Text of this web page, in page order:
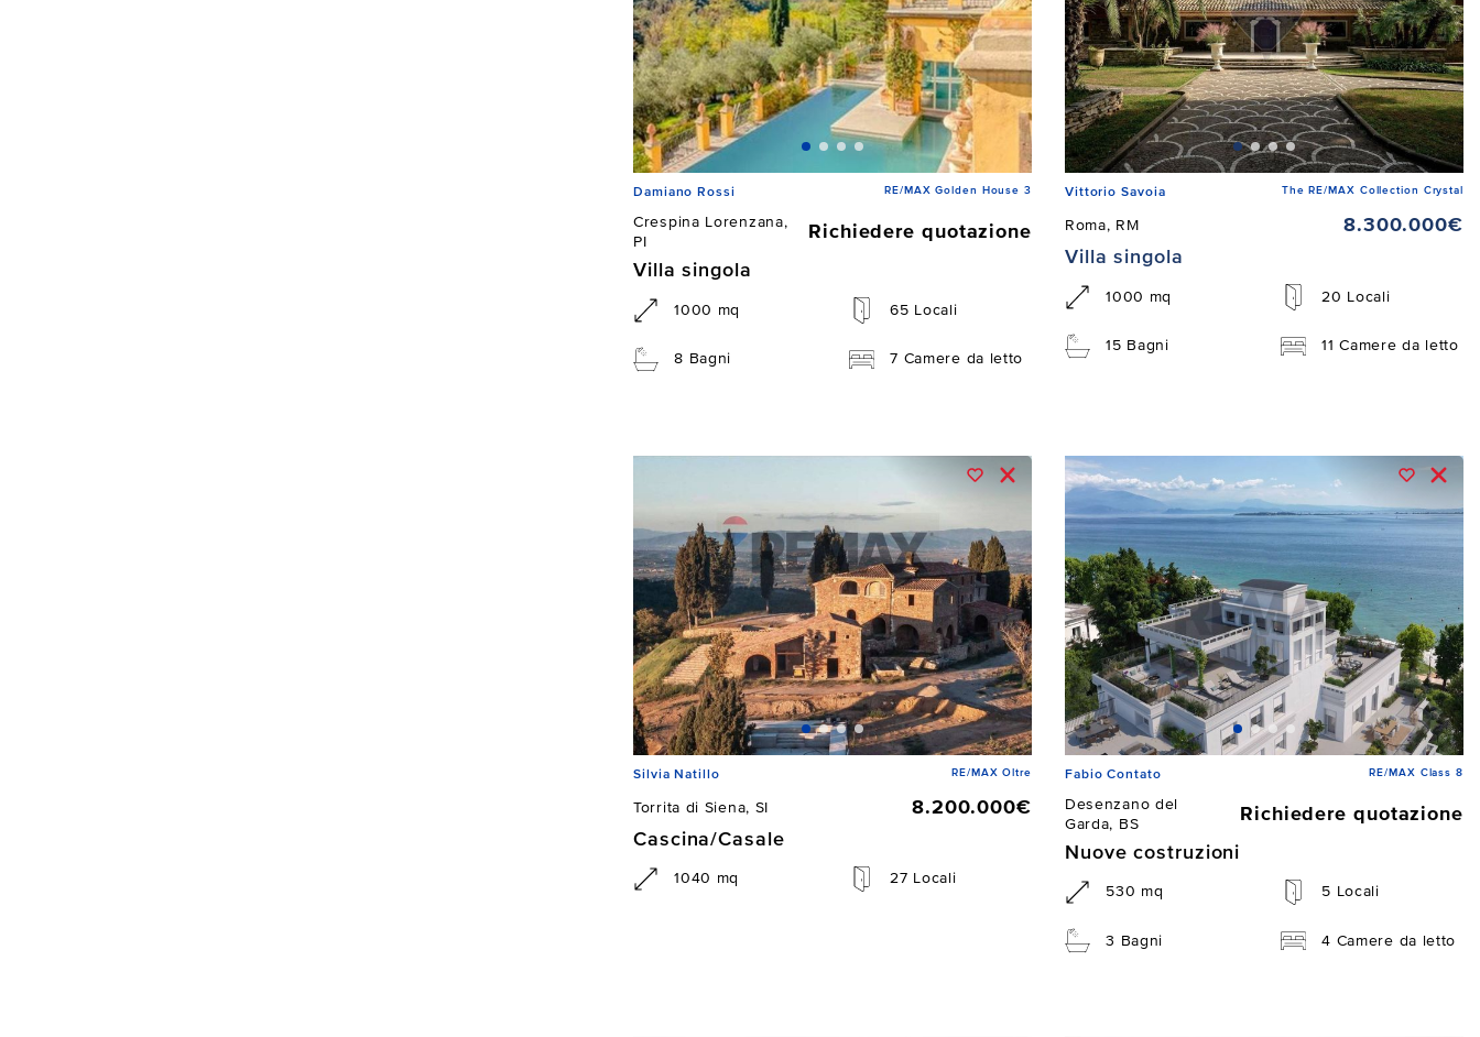
Damiano Rossi RE/MAX Golden House 3
Crespina Lorenzana,
PI
Richiedere quotazione
Villa singola
1000 mq 65 Locali
8 Bagni 7 Camere da letto
Vittorio Savoia The RE/MAX Collection Crystal
Roma, RM
8.300.000€
Villa singola
1000 mq 20 Locali
15 Bagni 11 Camere da letto
Silvia Natillo RE/MAX Oltre
Torrita di Siena, SI
8.200.000€
Cascina/Casale
1040 mq 27 Locali
Fabio Contato RE/MAX Class 8
Desenzano del
Garda, BS
Richiedere quotazione
Nuove costruzioni
530 mq 5 Locali
3 Bagni 4 Camere da letto